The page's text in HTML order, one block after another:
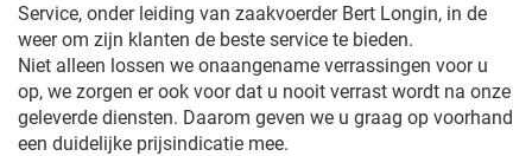
Service, onder leiding van zaakvoerder Bert Longin, in de
weer om zijn klanten de beste service te bieden.
Niet alleen lossen we onaangename verrassingen voor u
op, we zorgen er ook voor dat u nooit verrast wordt na onze
geleverde diensten. Daarom geven we u graag op voorhand
een duidelijke prijsindicatie mee.